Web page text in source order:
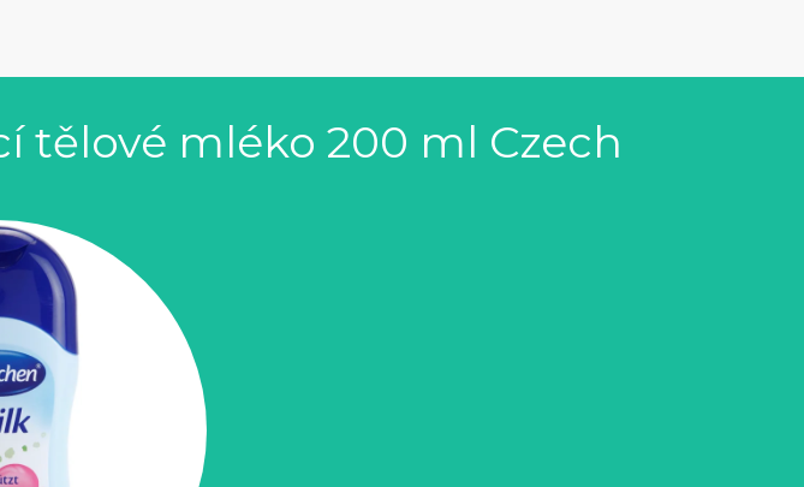
tělové mléko 200 ml Czech